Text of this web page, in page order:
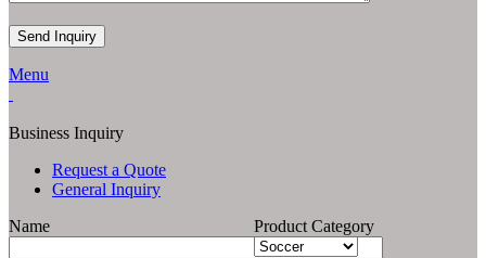
Menu
Business Inquiry
Request a Quote
General Inquiry
Name
Product Category